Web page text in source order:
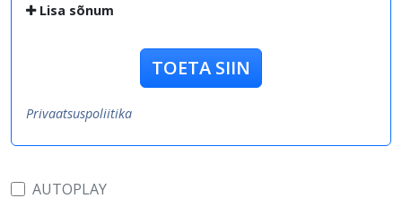
Lisa sõnum
TOETA SIIN
Privaatsuspoliitika
AUTOPLAY